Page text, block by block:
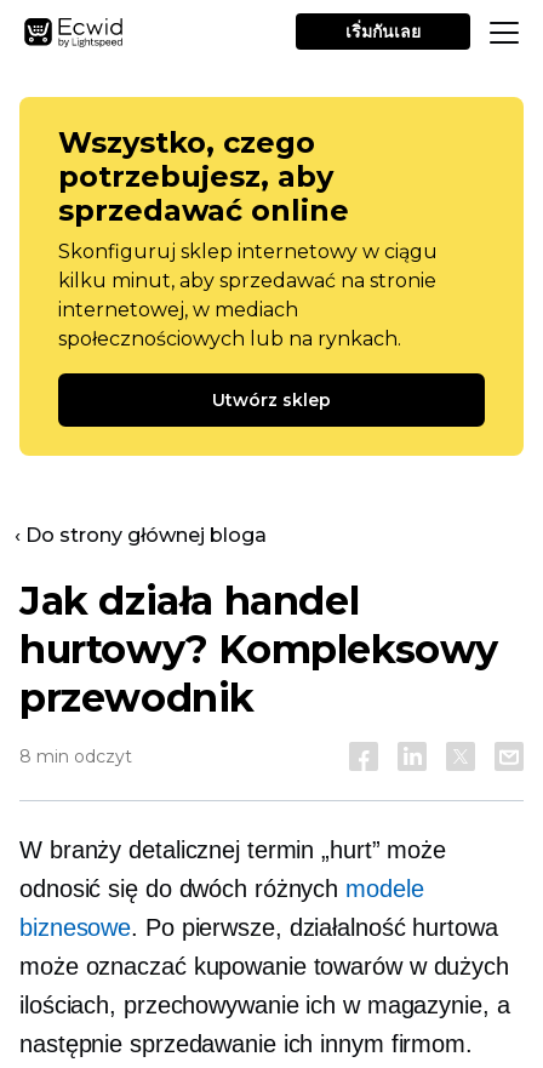
เริ่มกันเลย
Wszystko, czego
potrzebujesz, aby
sprzedawać online
Skonfiguruj sklep internetowy w ciągu
kilku minut, aby sprzedawać na stronie
internetowej, w mediach
społecznościowych lub na rynkach.
Utwórz sklep
‹ Do strony głównej bloga
Jak działa handel
hurtowy? Kompleksowy
przewodnik
8 min odczyt
W branży detalicznej termin „hurt” może
odnosić się do dwóch różnych modele
biznesowe. Po pierwsze, działalność hurtowa
może oznaczać kupowanie towarów w dużych
ilościach, przechowywanie ich w magazynie, a
następnie sprzedawanie ich innym firmom.